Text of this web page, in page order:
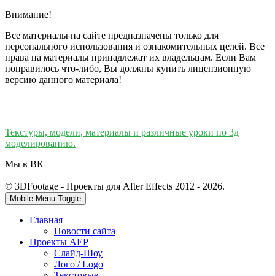
Внимание!
Все материалы на сайте предназначены только для
персонального использования и ознакомительных целей. Все
права на материалы принадлежат их владельцам. Если Вам
понравилось что-либо, Вы должны купить лицензионную
версию данного материала!
Текстуры, модели, материалы и различные уроки по 3д
моделированию.
Мы в ВК
© 3DFootage - Проекты для After Effects 2012 - 2026.
Mobile Menu Toggle
Главная
Новости сайта
Проекты AEP
Слайд-Шоу
Лого / Logo